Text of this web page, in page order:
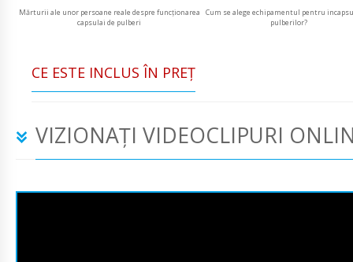
Mărturii ale unor persoane reale despre funcționarea
capsulai de pulberi
Cum se alege echipamentul pentru
pulberilor?
CE ESTE INCLUS ÎN PREŢ
VIZIONAȚI VIDEOCLIPURI